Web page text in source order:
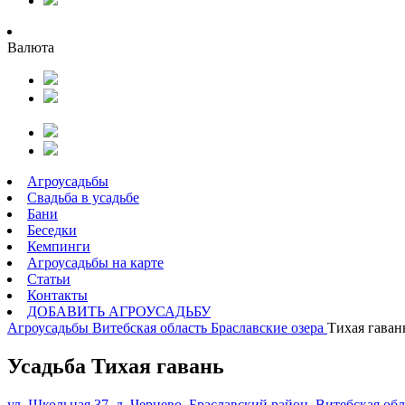
Валюта
Агроусадьбы
Свадьба в усадьбе
Бани
Беседки
Кемпинги
Агроусадьбы на карте
Статьи
Контакты
ДОБАВИТЬ АГРОУСАДЬБУ
Агроусадьбы Витебская область Браславские озера Тихая
Усадьба Тихая гавань